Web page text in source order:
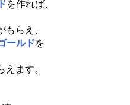
を作れば、
もらえ、
ールドを
えます。